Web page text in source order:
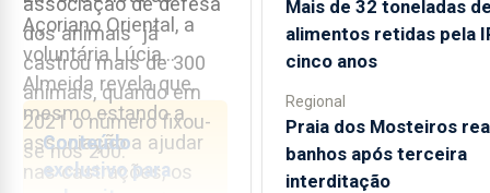
dos animais já
castrou mais de 300
animais, quando em
2021 o número fixou-
se nos 200.
Açoriano Oriental, a
voluntária Lúcia
Almeida revela que,
mesmo estando a
associação a ajudar
nas castrações, os
Conteúdo
exclusivo para
Mais de 32 toneladas
alimentos retidas pela
cinco anos
Regional
Praia dos Mosteiros
banhos após terceira
interditação